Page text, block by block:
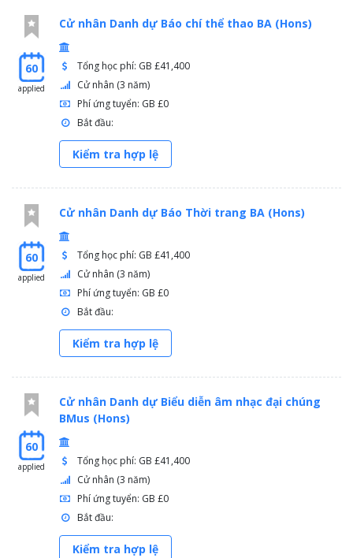
60
applied
Cử nhân Danh dự Báo chí thể thao BA (Hons)
Tổng học phí: GB £41,400
Cử nhân (3 năm)
Phí ứng tuyển: GB £0
Bắt đầu:
Kiểm tra hợp lệ
60
applied
Cử nhân Danh dự Báo Thời trang BA (Hons)
Tổng học phí: GB £41,400
Cử nhân (3 năm)
Phí ứng tuyển: GB £0
Bắt đầu:
Kiểm tra hợp lệ
60
applied
Cử nhân Danh dự Biểu diễn âm nhạc đại chúng
BMus (Hons)
Tổng học phí: GB £41,400
Cử nhân (3 năm)
Phí ứng tuyển: GB £0
Bắt đầu:
Kiểm tra hợp lệ